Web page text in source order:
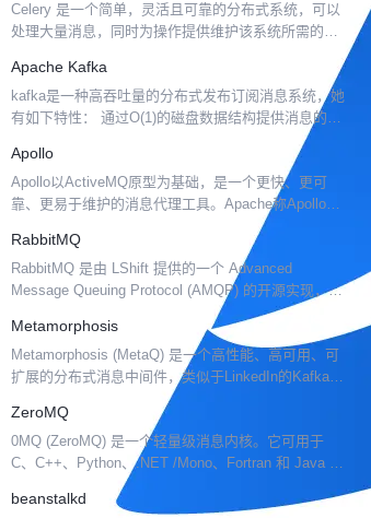
Celery 是一个简单，灵活且可靠的分布式系统，可以
处理大量消息，同时为操作提供维护该系统所需的工
持任务调度。 Celery 通过消息进行通信，通常使用...
Apache Kafka
kafka是一种高吞吐量的分布式发布订阅消息系统，她
有如下特性： 通过O(1)的磁盘数据结构提供消息的持
久化，这种结构对于即使数以TB的消息存储也能够保
持长时间的稳定性能。 高吞吐量：即使是非常普通
的...
Apollo
Apollo以ActiveMQ原型为基础，是一个更快、更可
靠、更易于维护的消息代理工具。Apache称Apollo为
最快、最强健的 STOMP（Streaming Text Orientated
Me...
RabbitMQ
RabbitMQ 是由 LShift 提供的一个 Advanced
Message Queuing Protocol (AMQP) 的开源实现，由
以高性能、健壮以及可伸缩性出名的 Erlang 写成，...
Metamorphosis
Metamorphosis (MetaQ) 是一个高性能、高可用、可
扩展的分布式消息中间件，类似于LinkedIn的Kafka，
具有消息存储顺序写、吞吐量大和支持本地和XA事务
等特性，适用于大吞吐量、...
ZeroMQ
0MQ (ZeroMQ) 是一个轻量级消息内核。它可用于
C、C++、Python、.NET /Mono、Fortran 和 Java 语
言。它运行在AIX ，FreeBSD的，基于HP - UX ， ...
beanstalkd